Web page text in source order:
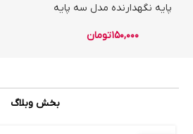
پایه نگهدارنده مدل سه پایه
150,000تومان
بخش وبلاگ